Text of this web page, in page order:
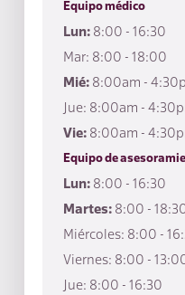
Equipo médico
Lun: 8:00 - 16:30
Mar: 8:00 - 18:00
Mié: 8:00am -
Jue: 8:00am -
Vie: 8:00am -
Equipo de
Lun: 8:00 - 16:30
Martes: 8:00 -
Miércoles: 8:00 -
Viernes: 8:00 -
Jue: 8:00 - 16:30